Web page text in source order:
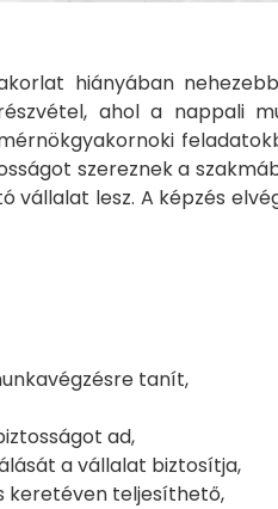
hiányában
ahol a nappali
szereznek a
lesz. A képzés
tanít,
ad,
a vállalat biztosítja,
keretéven teljesíthető,